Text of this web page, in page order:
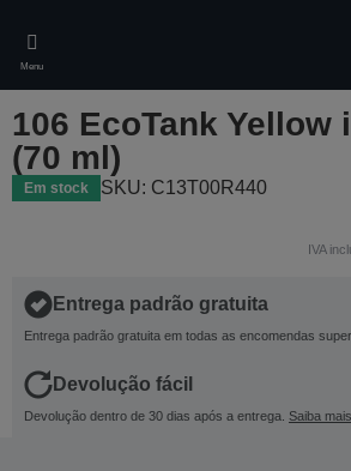
main
content
Menu
106 EcoTank Yellow
(70 ml)
Em stock SKU: C13T00R440
IVA
Entrega padrão gratuita
Entrega padrão gratuita em todas as encomendas
Devolução fácil
Devolução dentro de 30 dias após a entrega. Saiba mais